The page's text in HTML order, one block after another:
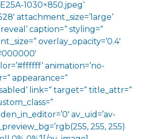
1030×850.jpeg‘
attachment_size=’large‘
caption=“ styling=“
overlay_opacity=’0.4′
animation=’no-
appearance=“
link=“ target=“ title_attr=“
av_uid=’av-
255, 255)